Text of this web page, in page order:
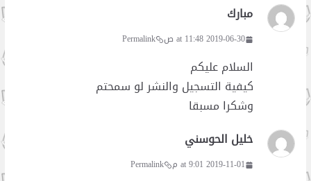
مبارك
2019-06-30 at 11:48 ص Permalink
السلام عليكم
كيفية التسجيل والنشر لو سمحتم
وشكرا مسبقا
خليل الحوسني
2019-11-01 at 9:01 م Permalink